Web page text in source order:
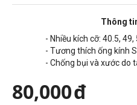
Thông
- Nhiều kích cỡ: 40.5, 49,
- Tương thích ống kính
- Chống bụi và xước do
80,000đ